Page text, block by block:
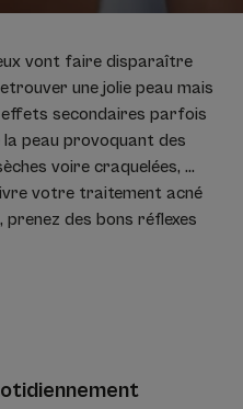
vont faire disparaître
une jolie peau mais
secondaires parfois
peau provoquant des
voire craquelées, …
votre traitement acné
prenez des bons réflexes